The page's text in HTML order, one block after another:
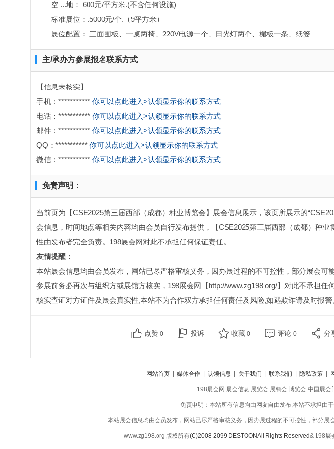
空 ...地： 600元/平方米.(不含任何设施)
标准展位：.5000元/个.（9平方米）
展位配置： 三面围板、一桌两椅、220V电源一个、日光灯两个、楣板一条、纸篓
主/承办方参展报名联系方式
【信息未核实】
手机：*********** 你可以点此进入>认领显示你的联系方式
电话：*********** 你可以点此进入>认领显示你的联系方式
邮件：*********** 你可以点此进入>认领显示你的联系方式
QQ：*********** 你可以点此进入>认领显示你的联系方式
微信：*********** 你可以点此进入>认领显示你的联系方式
免责声明：
当前页为【CSE2025第三届西部（成都）种业博览会】展会信息展示，该页所展示的
会信息，时间地点等相关内容均由会员自行发布提供，【CSE2025第三届西部（成都）种
性由发布者完全负责。198展会网对此不承担任何保证责任。
友情提醒：
本站展会信息均由会员发布，网站已尽严格审核义务，因办展过程的不可控性，部分展会可
参展前务必再次与组织方或展馆方核实，198展会网【http://www.zg198.org/】对此不承担任
核实查证对方证件及展会真实性,本站不为合作双方承担任何责任及风险,如遇欺诈请及时报警
点赞 0 投诉 收藏 0 评论 0 分
网站首页 媒体合作 认领信息 关于我们 联系我们 隐私政策
198展会网 展会信息 展览会 展销会 博览会 中国展
免责申明：本站所有信息均由网友自由发布,本站不承担由
本站展会信息均由会员发布，网站已尽严格审核义务，因办展过程的不可控性，部分
www.zg198.org 版权所有(C)2008-2099 DESTOONAll Rights Reserved& 198展